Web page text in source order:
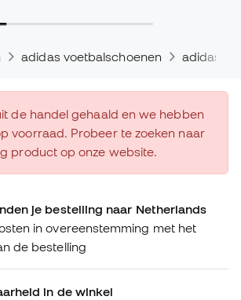
adidas voetbalschoenen adidas
de handel gehaald en we hebben
voorraad. Probeer te zoeken naar
product op onze website.
je bestelling naar Netherlands
in overeenstemming met het
de bestelling
in de winkel